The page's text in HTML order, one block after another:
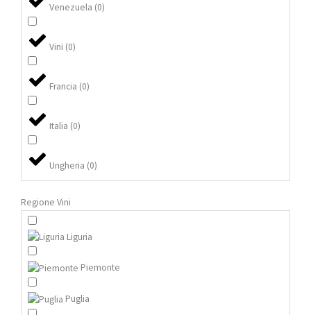
Venezuela (0)
Vini (0)
Francia (0)
Italia (0)
Ungheria (0)
Regione Vini
Liguria
Piemonte
Puglia